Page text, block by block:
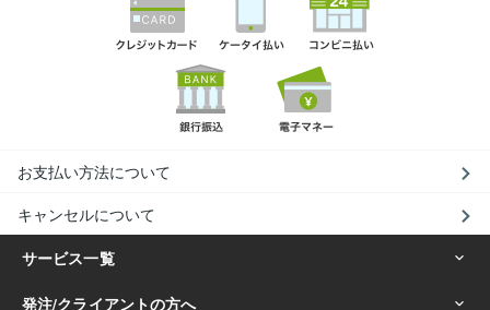
お支払い方法について
キャンセルについて